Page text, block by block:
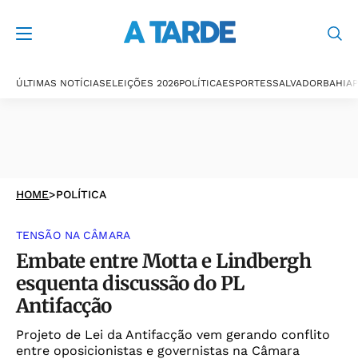
ÚLTIMAS NOTÍCIASELEIÇÕES 2026POLÍTICAESPORTESSALVADORBAHIA
HOME>POLÍTICA
TENSÃO NA CÂMARA
Embate entre Motta e Lindbergh
esquenta discussão do PL
Antifacção
Projeto de Lei da Antifacção vem gerando conflito
entre oposicionistas e governistas na Câmara